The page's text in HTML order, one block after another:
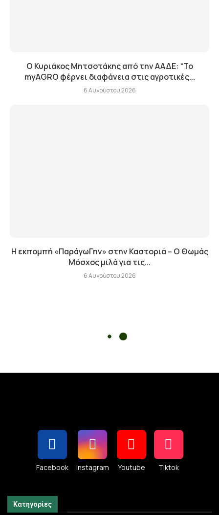
Ο Κυριάκος Μητσοτάκης από την ΑΑΔΕ: “Το
myAGRO φέρνει διαφάνεια στις αγροτικές...
6 Αυγούστου 2026
Η εκπομπή «ΠαράγωΓην» στην Καστοριά – Ο Θωμάς
Μόσχος μιλά για τις...
6 Αυγούστου 2026
Facebook Instagram Youtube Tiktok
Κατηγορίες